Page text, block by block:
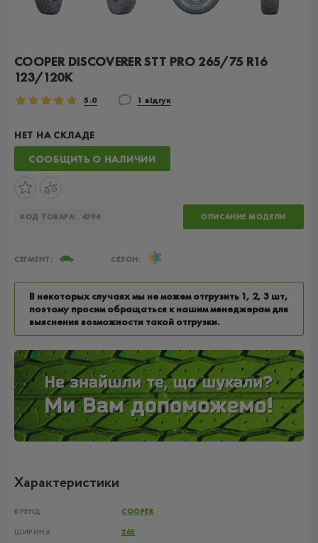
COOPER DISCOVERER STT PRO 265/75 R16
123/120K
5.0 1 відгук
НЕТ НА СКЛАДЕ
СООБЩИТЬ О НАЛИЧИИ
КОД ТОВАРА: 4794 ОПИСАНИЕ МОДЕЛИ
СЕГМЕНТ: СЕЗОН:
В некоторых случаях мы не можем отгрузить 1, 2, 3 шт,
поэтому просим обращаться к нашим менеджерам для
выяснения возможности такой отгрузки.
Характеристики
БРЕНД COOPER
ШИРИНА 265